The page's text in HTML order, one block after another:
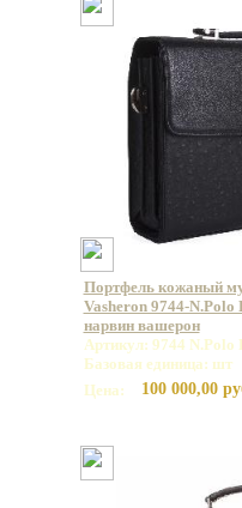
Портфель кожаный
Vasheron 9744-
нарвин вашерон
Артикул: 9744 N.Polo
Базовая единица: шт
Цена:
100 000,00